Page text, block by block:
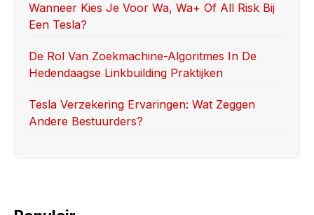
Wanneer Kies Je Voor Wa, Wa+ Of All Risk Bij
Een Tesla?
De Rol Van Zoekmachine-Algoritmes In De
Hedendaagse Linkbuilding Praktijken
Tesla Verzekering Ervaringen: Wat Zeggen
Andere Bestuurders?